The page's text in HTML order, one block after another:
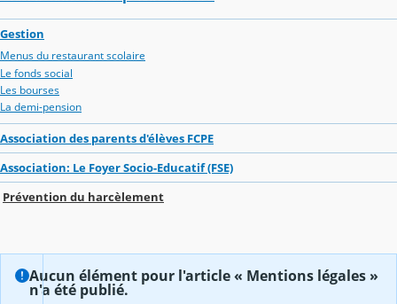
Gestion
Menus du restaurant scolaire
Le fonds social
Les bourses
La demi-pension
Association des parents d'élèves FCPE
Association: Le Foyer Socio-Educatif (FSE)
Prévention du harcèlement
Aucun élément pour l'article « Mentions légales »
n'a été publié.